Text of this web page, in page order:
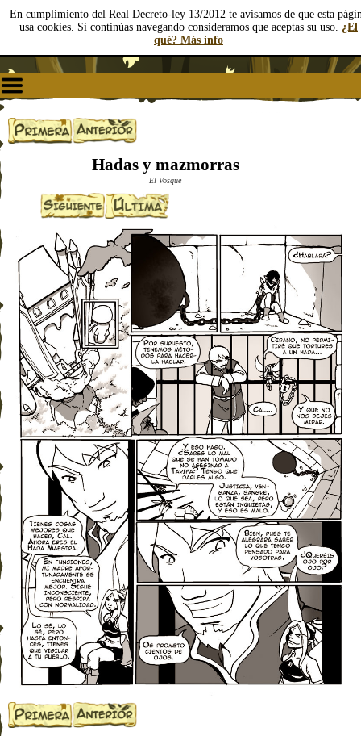
En cumplimiento del Real Decreto-ley 13/2012 te avisamos de que esta
usa cookies. Si continúas navegando consideramos que aceptas su uso. ¿El
qué? Más info
Hadas y mazmorras
El Vosque